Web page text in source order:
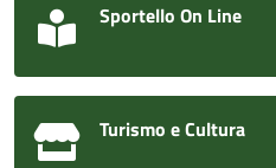
Sportello On Line
Turismo e Cultura